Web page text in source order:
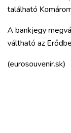
található
A bankjegy
váltható az
(eurosouvenir.sk)